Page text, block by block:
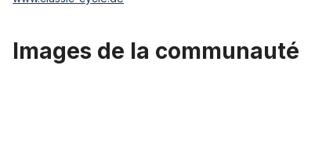
Images de la communauté